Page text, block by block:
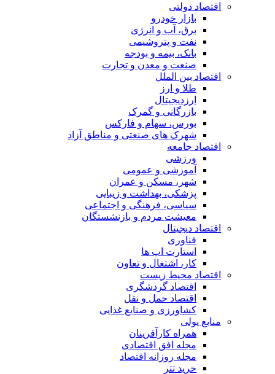
اقتصاد دولتی
بازار خودرو
برق، آب و انرژی
نفت و پتروشیمی
بانک، بیمه و بودجه
صنعت و معدن و تجارت
اقتصاد بین الملل
طلا و ارز
ارزدیجیتال
بازرگانی و گمرک
بورس، سهام و فارکس
شهرک های صنعتی و مناطق آزاد
اقتصاد جامعه
ورزشی
آموزشی و عمومی
شهر، مسکن و عمران
پزشکی، بهداشت و زیبایی
سیاسی، فرهنگی و اجتماعی
معیشت مردم و بازنشستگان
اقتصاد دیجیتال
فناوری
استارت اپ ها
کار، اشتغال و تعاون
اقتصاد محیط زیست
اقتصاد گردشگری
اقتصاد حمل و نقل
کشاورزی و صنایع غذایی
منابع پولی
همراه کارآفرینان
مجله افق اقتصادی
مجله روزانه اقتصاد
خرید تتر